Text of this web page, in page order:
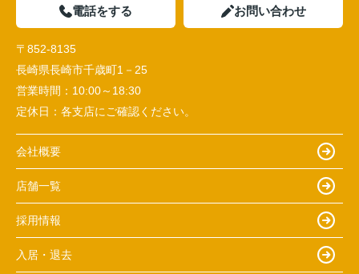
電話をする お問い合わせ
〒852-8135
長崎県長崎市千歳町1－25
営業時間： 10:00～18:30
定休日： 各支店にご確認ください。
会社概要
店舗一覧
採用情報
入居・退去